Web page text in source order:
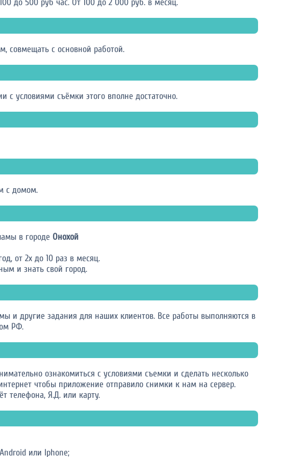
до 500 руб час. От 100 до 2 000 руб. в месяц.
совмещать с основной работой.
с условиями съёмки этого вполне достаточно.
с домом.
в городе Онохой
от 2х до 10 раз в месяц.
и знать свой город.
и другие задания для наших клиентов. Все работы выполняются в
РФ.
ознакомиться с условиями съемки и сделать несколько
чтобы приложение отправило снимки к нам на сервер.
телефона, Я.Д. или карту.
или Iphone;